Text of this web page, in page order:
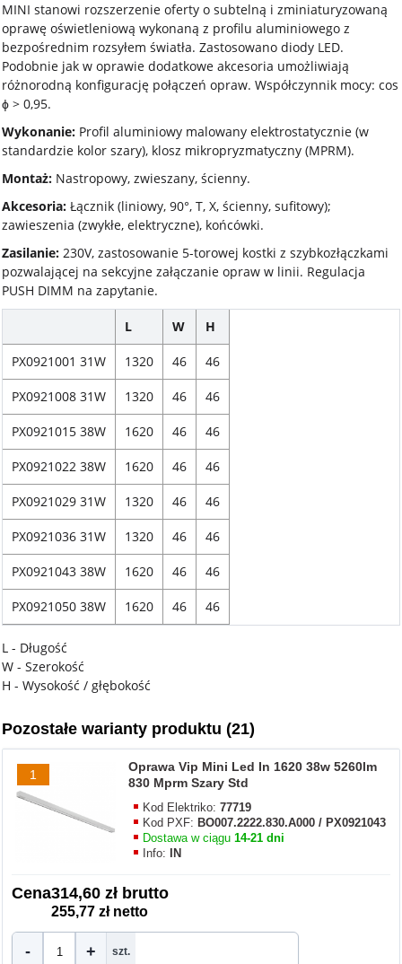
MINI stanowi rozszerzenie oferty o subtelną i zminiaturyzowaną
oprawę oświetleniową wykonaną z profilu aluminiowego z
bezpośrednim rozsyłem światła. Zastosowano diody LED.
Podobnie jak w oprawie dodatkowe akcesoria umożliwiają
różnorodną konfigurację połączeń opraw. Współczynnik mocy: cos
ϕ > 0,95.
Wykonanie: Profil aluminiowy malowany elektrostatycznie (w
standardzie kolor szary), klosz mikropryzmatyczny (MPRM).
Montaż: Nastropowy, zwieszany, ścienny.
Akcesoria: Łącznik (liniowy, 90°, T, X, ścienny, sufitowy);
zawieszenia (zwykłe, elektryczne), końcówki.
Zasilanie: 230V, zastosowanie 5-torowej kostki z szybkozłączkami
pozwalającej na sekcyjne załączanie opraw w linii. Regulacja
PUSH DIMM na zapytanie.
L W H
PX0921001 31W 1320 46 46
PX0921008 31W 1320 46 46
PX0921015 38W 1620 46 46
PX0921022 38W 1620 46 46
PX0921029 31W 1320 46 46
PX0921036 31W 1320 46 46
PX0921043 38W 1620 46 46
PX0921050 38W 1620 46 46
L - Długość
W - Szerokość
H - Wysokość / głębokość
Pozostałe warianty produktu (21)
1
Oprawa Vip Mini Led In 1620 38w 5260lm
830 Mprm Szary Std
Kod Elektriko:77719
Kod PXF: BO007.2222.830.A000 / PX0921043
Dostawa w ciągu14-21 dni
Info:
IN
Cena314,60 zł brutto
255,77 zł netto
- + szt.